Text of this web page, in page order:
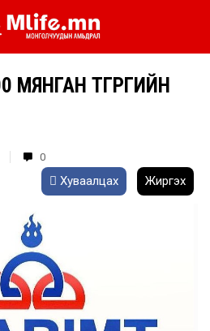
МЯНГАН ТӨГРӨГИЙН
0
Хуваалцах Жиргэх